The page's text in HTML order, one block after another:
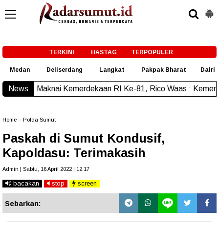
TERKINI HASTAG TERPOPULER
Medan Deliserdang Langkat Pakpak Bharat Dairi
News
Kemerdekaan RI Ke-81, Rico Waas : Kemerdekaan Harus
Home Polda Sumut
Paskah di Sumut Kondusif,
Kapoldasu: Terimakasih
Admin | Sabtu, 16 April 2022 | 12.17
bacakan stop screen
Sebarkan: